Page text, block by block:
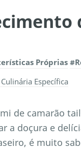
Próprias
Específica
de camarão
a doçura e
é muito